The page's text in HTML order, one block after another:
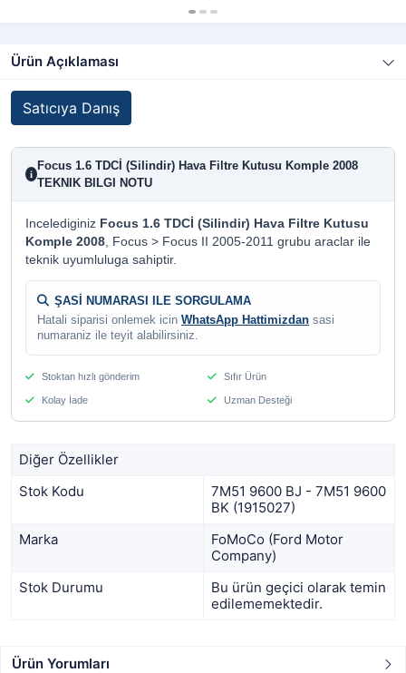
Ürün Açıklaması
Satıcıya Danış
i
Focus 1.6 TDCİ (Silindir) Hava Filtre Kutusu Komple 2008
TEKNIK BILGI NOTU
Incelediginiz Focus 1.6 TDCİ (Silindir) Hava Filtre Kutusu
Komple 2008, Focus > Focus II 2005-2011 grubu araclar ile
teknik uyumluluga sahiptir.
ŞASİ NUMARASI ILE SORGULAMA
Hatali siparisi onlemek icin WhatsApp Hattimizdan sasi
numaraniz ile teyit alabilirsiniz.
Stoktan hızlı gönderim Sıfır Ürün
Kolay İade Uzman Desteği
Diğer Özellikler
Stok Kodu
7M51 9600 BJ - 7M51 9600
BK (1915027)
Marka
FoMoCo (Ford Motor
Company)
Stok Durumu
Bu ürün geçici olarak temin
edilememektedir.
Ürün Yorumları